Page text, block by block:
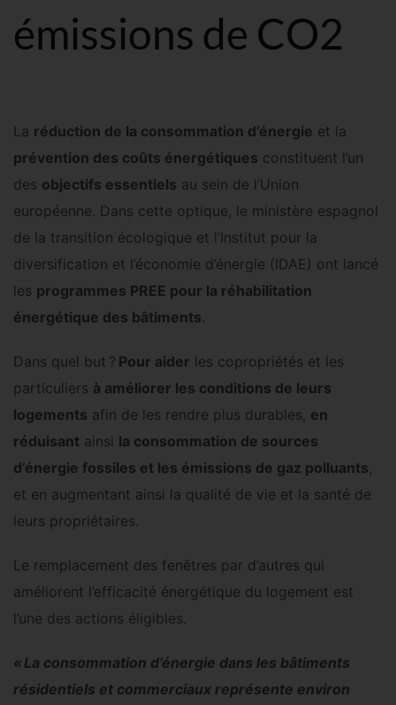
émissions de CO2
La réduction de la consommation d’énergie et la
prévention des coûts énergétiques constituent l’un
des objectifs essentiels au sein de l’Union
européenne. Dans cette optique, le ministère espagnol
de la transition écologique et l’Institut pour la
diversification et l’économie d’énergie (IDAE) ont lancé
les programmes PREE pour la réhabilitation
énergétique des bâtiments.
Dans quel but ? Pour aider les copropriétés et les
particuliers à améliorer les conditions de leurs
logements afin de les rendre plus durables, en
réduisant ainsi la consommation de sources
d’énergie fossiles et les émissions de gaz polluants
et en augmentant ainsi la qualité de vie et la santé de
leurs propriétaires.
Le remplacement des fenêtres par d’autres qui
améliorent l’efficacité énergétique du logement est
l’une des actions éligibles.
« La consommation d’énergie dans les bâtiments
résidentiels et commerciaux représente environ